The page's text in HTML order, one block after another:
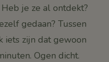
je ze al ontdekt?
gedaan? Tussen
iets zijn dat gewoon
Ogen dicht.